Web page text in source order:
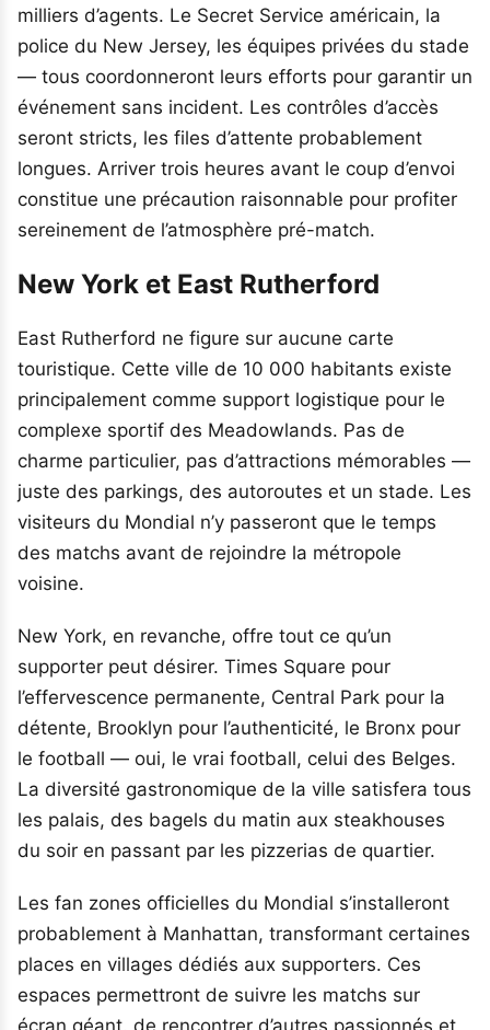
milliers d’agents. Le Secret Service américain, la
police du New Jersey, les équipes privées du stade
— tous coordonneront leurs efforts pour garantir un
événement sans incident. Les contrôles d’accès
seront stricts, les files d’attente probablement
longues. Arriver trois heures avant le coup d’envoi
constitue une précaution raisonnable pour profiter
sereinement de l’atmosphère pré-match.
New York et East Rutherford
East Rutherford ne figure sur aucune carte
touristique. Cette ville de 10 000 habitants existe
principalement comme support logistique pour le
complexe sportif des Meadowlands. Pas de
charme particulier, pas d’attractions mémorables —
juste des parkings, des autoroutes et un stade. Les
visiteurs du Mondial n’y passeront que le temps
des matchs avant de rejoindre la métropole
voisine.
New York, en revanche, offre tout ce qu’un
supporter peut désirer. Times Square pour
l’effervescence permanente, Central Park pour la
détente, Brooklyn pour l’authenticité, le Bronx pour
le football — oui, le vrai football, celui des Belges.
La diversité gastronomique de la ville satisfera tous
les palais, des bagels du matin aux steakhouses
du soir en passant par les pizzerias de quartier.
Les fan zones officielles du Mondial s’installeront
probablement à Manhattan, transformant certaines
places en villages dédiés aux supporters. Ces
espaces permettront de suivre les matchs sur
écran géant, de rencontrer d’autres passionnés et